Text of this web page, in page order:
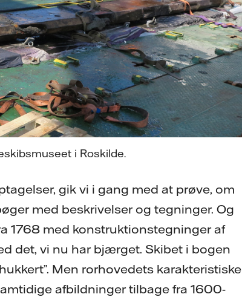
i Roskilde.
gik vi i gang med at prøve, om
med beskrivelser og tegninger. Og
1768 med konstruktionstegninger af
det, vi nu har bjærget. Skibet i bogen
Men rorhovedets karakteristiske
afbildninger tilbage fra 1600-